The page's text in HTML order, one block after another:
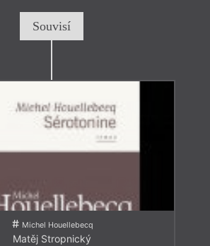
Souvisí
Michel Houellebecq
Matěj Stropnický